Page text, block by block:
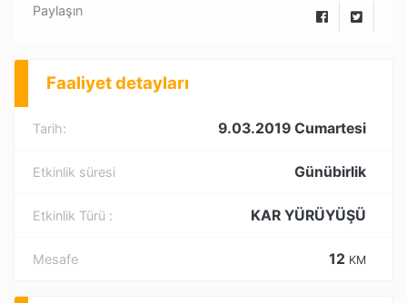
Paylaşın
Faaliyet detayları
Tarih: 9.03.2019 Cumartesi
Etkinlik süresi Günübirlik
Etkinlik Türü : KAR YÜRÜYÜŞÜ
Mesafe 12 KM